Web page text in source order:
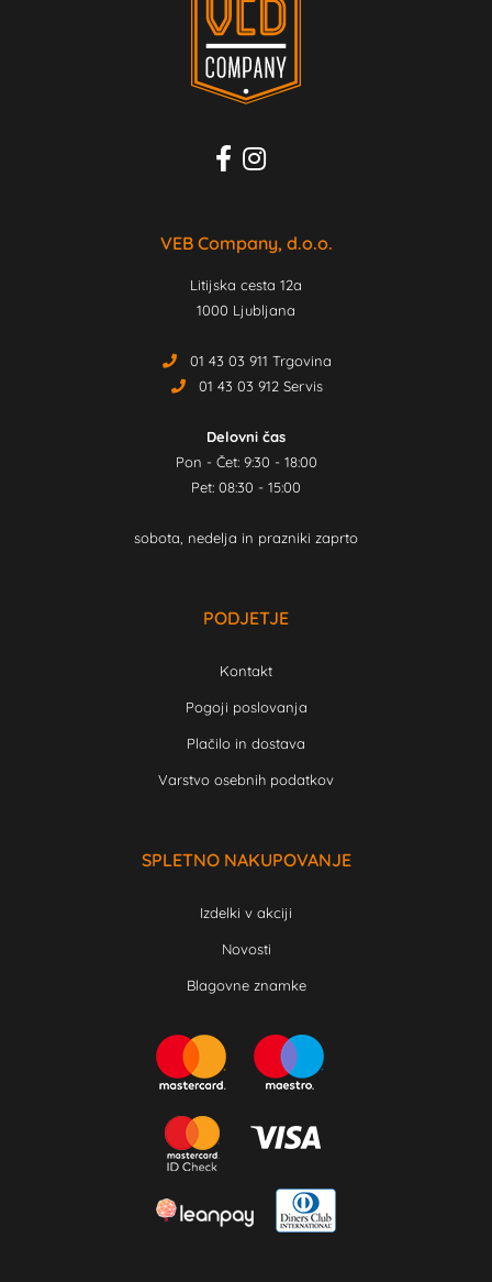
VEB Company, d.o.o.
Litijska cesta 12a
1000 Ljubljana
01 43 03 911 Trgovina
01 43 03 912 Servis
Delovni čas
Pon - Čet: 9:30 - 18:00
Pet: 08:30 - 15:00
sobota, nedelja in prazniki zaprto
PODJETJE
Kontakt
Pogoji poslovanja
Plačilo in dostava
Varstvo osebnih podatkov
SPLETNO NAKUPOVANJE
Izdelki v akciji
Novosti
Blagovne znamke